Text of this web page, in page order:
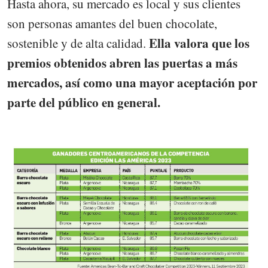
Hasta ahora, su mercado es local y sus clientes
son personas amantes del buen chocolate,
sostenible y de alta calidad. Ella valora que los
premios obtenidos abren las puertas a más
mercados, así como una mayor aceptación por
parte del público en general.